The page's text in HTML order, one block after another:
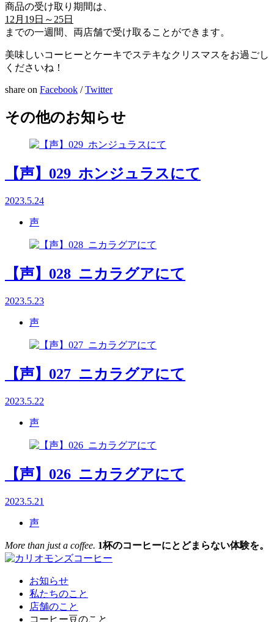
商品の受け取り期間は、
12月19日～25日
までの一週間、両店舗で受け取ることができます。
美味しいコーヒーとケーキでステキなクリスマスをお過ごし
くださいね！
share on Facebook /Twitter
その他のお知らせ
【声】029_ホンジュラスにて
2023.5.24
声
【声】028_ニカラグアにて
2023.5.23
声
【声】027_ニカラグアにて
2023.5.22
声
【声】026_ニカラグアにて
2023.5.21
声
More than just a coffee. 1杯のコーヒーにとどまらない体験を。
お知らせ
私たちのこと
店舗のこと
コーヒー豆のこと